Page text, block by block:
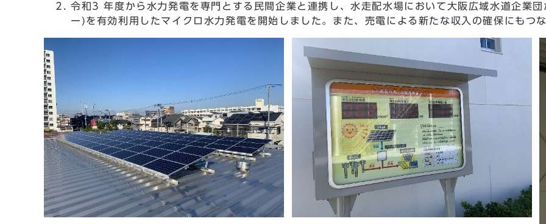
令和3 年度から水力発電を専門とする民間企業と連携し、水走配水場において大阪広域水道企業
ー)を有効利用したマイクロ水力発電を開始しました。また、売電による新たな収入の確保にもつな